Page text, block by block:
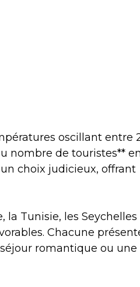
oscillant entre
nombre de touristes**
choix judicieux, offrant
la Tunisie, les Seychelles
Chacune
romantique ou une